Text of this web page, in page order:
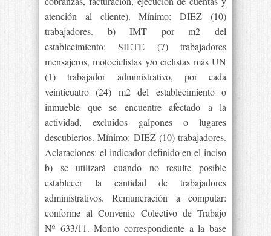
atención al cliente). Mínimo: DIEZ (10)
trabajadores. b) IMT por m2 del
establecimiento: SIETE (7) trabajadores
mensajeros, motociclistas y/o ciclistas más UN
(1) trabajador administrativo, por cada
veinticuatro (24) m2 del establecimiento o
inmueble que se encuentre afectado a la
actividad, excluidos galpones o lugares
descubiertos. Mínimo: DIEZ (10) trabajadores.
Aclaraciones: el indicador definido en el inciso
b) se utilizará cuando no resulte posible
establecer la cantidad de trabajadores
administrativos. Remuneración a computar:
conforme al Convenio Colectivo de Trabajo
Nº 633/11. Monto correspondiente a la base